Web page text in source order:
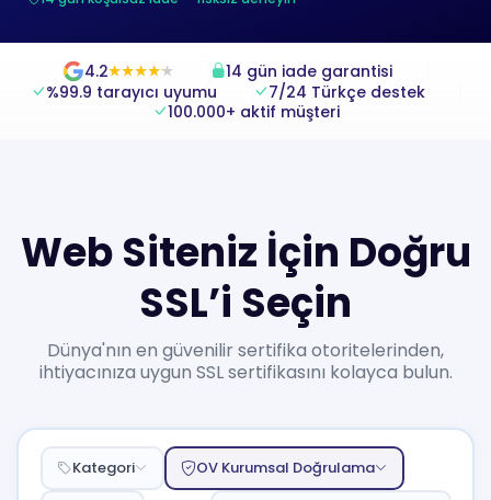
4.2★
★★
★★
★★
★★
★
14 gün iade garantisi
%99.9 tarayıcı uyumu
7/24 Türkçe destek
100.000+ aktif müşteri
Web Siteniz İçin Doğru
SSL’i Seçin
Dünya'nın en güvenilir sertifika otoritelerinden,
ihtiyacınıza uygun SSL sertifikasını kolayca bulun.
Kategori OV Kurumsal Doğrulama